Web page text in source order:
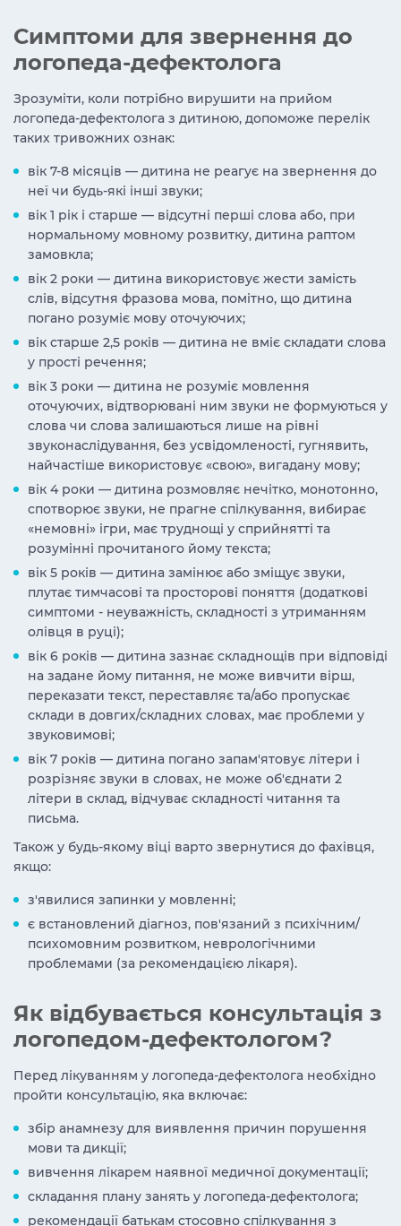
Симптоми для звернення до
логопеда-дефектолога
Зрозуміти, коли потрібно вирушити на прийом
логопеда-дефектолога з дитиною, допоможе перелік
таких тривожних ознак:
вік 7-8 місяців — дитина не реагує на звернення до
неї чи будь-які інші звуки;
вік 1 рік і старше — відсутні перші слова або, при
нормальному мовному розвитку, дитина раптом
замовкла;
вік 2 роки — дитина використовує жести замість
слів, відсутня фразова мова, помітно, що дитина
погано розуміє мову оточуючих;
вік старше 2,5 років — дитина не вміє складати слова
у прості речення;
вік 3 роки — дитина не розуміє мовлення
оточуючих, відтворювані ним звуки не формуються у
слова чи слова залишаються лише на рівні
звуконаслідування, без усвідомленості, гугнявить,
найчастіше використовує «свою», вигадану мову;
вік 4 роки — дитина розмовляє нечітко, монотонно,
спотворює звуки, не прагне спілкування, вибирає
«немовні» ігри, має труднощі у сприйнятті та
розумінні прочитаного йому текста;
вік 5 років — дитина замінює або зміщує звуки,
плутає тимчасові та просторові поняття (додаткові
симптоми - неуважність, складності з утриманням
олівця в руці);
вік 6 років — дитина зазнає складнощів при відповіді
на задане йому питання, не може вивчити вірш,
переказати текст, переставляє та/або пропускає
склади в довгих/складних словах, має проблеми у
звуковимові;
вік 7 років — дитина погано запам'ятовує літери і
розрізняє звуки в словах, не може об'єднати 2
літери в склад, відчуває складності читання та
письма.
Також у будь-якому віці варто звернутися до фахівця,
якщо:
з'явилися запинки у мовленні;
є встановлений діагноз, пов'язаний з психічним/
психомовним розвитком, неврологічними
проблемами (за рекомендацією лікаря).
Як відбувається консультація з
логопедом-дефектологом?
Перед лікуванням у логопеда-дефектолога необхідно
пройти консультацію, яка включає:
збір анамнезу для виявлення причин порушення
мови та дикції;
вивчення лікарем наявної медичної документації;
складання плану занять у логопеда-дефектолога;
рекомендації батькам стосовно спілкування з